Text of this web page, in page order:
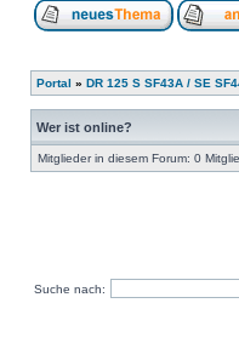
Portal » DR 125 S SF43A / SE
Wer ist online?
Mitglieder in diesem Forum: 0
Suche nach: